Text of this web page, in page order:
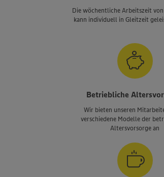
Die wöchentliche Arbeitszeit
kann individuell in Gleitzeit
Betriebliche
Wir bieten unseren
verschiedene Modelle der
Altersvorsorge an